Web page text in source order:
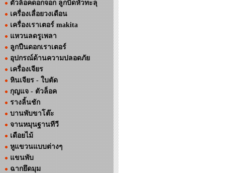
ตัวล็อคดอกจอก ลูกบิดหัวทะลุ
เครื่องเลื่อยวงเดือน
เครื่องเราเตอร์ makita
แหวนลดรูเพลา
ลูกปืนดอกเราเตอร์
อุปกรณ์ด้านความปลอดภัย
เครื่องเจียร
หินเจียร - ใบตัด
กุญแจ - ตัวล็อค
รางลิ้นชัก
บานพับขาโต๊ะ
จานหมุนฐานทีวี
เดือยไม้
หูแขวนแบบต่างๆ
แขนพับ
ฉากยึดมุม